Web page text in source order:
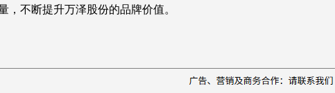
不断提升万泽股份的品牌价值。